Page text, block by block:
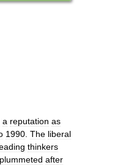
a reputation as
1990 The liberal
thinkers
plummeted after